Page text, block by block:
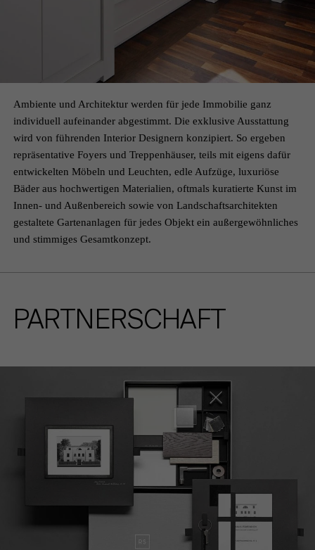
Ambiente und Architektur werden für jede Immobilie ganz
individuell aufeinander abgestimmt. Die exklusive Ausstattung
wird von führenden Interior Designern konzipiert. So ergeben
repräsentative Foyers und Treppenhäuser, teils mit eigens dafür
entwickelten Möbeln und Leuchten, edle Aufzüge, luxuriöse
Bäder aus hochwertigen Materialien, oftmals kuratierte Kunst im
Innen- und Außenbereich sowie von Landschaftsarchitekten
gestaltete Gartenanlagen für jedes Objekt ein außergewöhnliches
und stimmiges Gesamtkonzept.
PARTNERSCHAFT